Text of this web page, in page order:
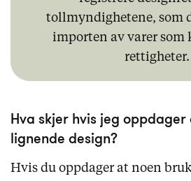
tollmyndighetene, som
importen av varer som
rettigheter.
Hva skjer hvis jeg
lignende design?
Hvis du oppdager at noen